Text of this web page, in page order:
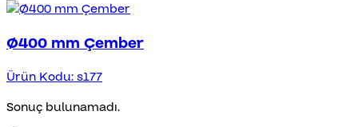
Ø400 mm Çember
Ürün Kodu: s177
Sonuç bulunamadı.